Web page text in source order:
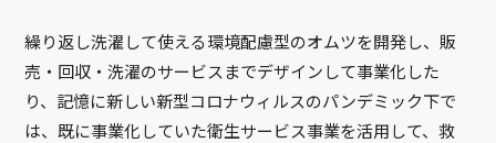
繰り返し洗濯して使える環境配慮型のオムツを開発し、販
売・回収・洗濯のサービスまでデザインして事業化した
り、記憶に新しい新型コロナウィルスのパンデミック下で
は、既に事業化していた衛生サービス事業を活用して、救